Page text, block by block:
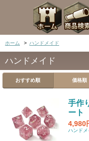
ホーム > ハンドメイド
ハンドメイド
おすすめ順 価格順
手作
ート
4,980
ハンドメ